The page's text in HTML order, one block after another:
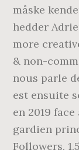
måske
hedder
more
& non-
nous parle
est ensuite
en 2019
gardien
Followers,